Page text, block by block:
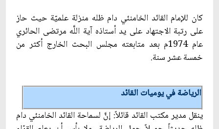
كان للإمام القائد الخامنئي دام ظله منزلة علميّة حيث حاز
على رتبة الاجتهاد على يد أستاذه آية اللَّه مرتضى الحائري
عام 1974م بعد متابعته مجلس البحث الخارج أكثر من
خمسة عشر سنة.
الرياضة في يوميات القائد
ينقل مدير مكتب القائد قائلاً: إنّ‏َ لسماحة القائد الخامنئي دام